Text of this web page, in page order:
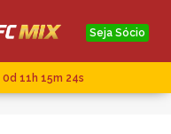
Seja Sócio
0d 11h 15m 23s